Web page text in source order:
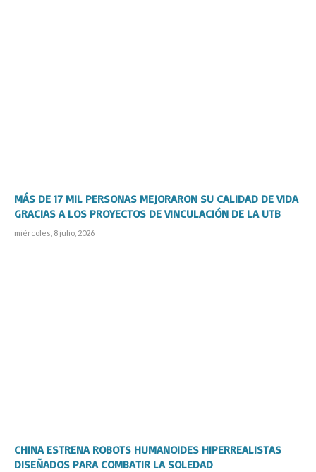
MÁS DE 17 MIL PERSONAS MEJORARON SU CALIDAD DE VIDA
GRACIAS A LOS PROYECTOS DE VINCULACIÓN DE LA UTB
miércoles, 8 julio, 2026
CHINA ESTRENA ROBOTS HUMANOIDES HIPERREALISTAS
DISEÑADOS PARA COMBATIR LA SOLEDAD